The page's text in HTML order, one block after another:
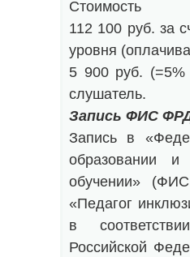
Стоимость
112 100 руб. за
уровня
5 900 руб. (=5%
слушатель.
Запись ФИС
Запись в
образовании
обучении»
«Педагог
в
Российской